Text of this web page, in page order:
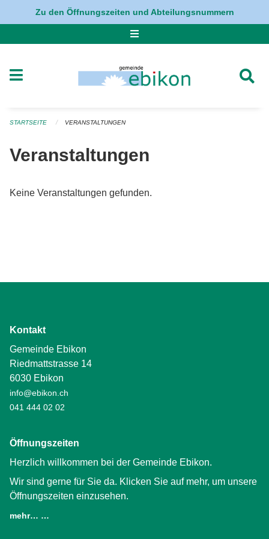
Navigation überspringen
Zu den Öffnungszeiten und Abteilungsnummern
STARTSEITE VERANSTALTUNGEN
Veranstaltungen
Keine Veranstaltungen gefunden.
Kontakt
Gemeinde Ebikon
Riedmattstrasse 14
6030 Ebikon
info@ebikon.ch
041 444 02 02
Öffnungszeiten
Herzlich willkommen bei der Gemeinde Ebikon.
Wir sind gerne für Sie da. Klicken Sie auf mehr, um unsere
Öffnungszeiten einzusehen.
mehr… …